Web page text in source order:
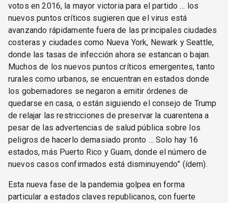
votos en 2016, la mayor victoria para el partido … los
nuevos puntos críticos sugieren que el virus está
avanzando rápidamente fuera de las principales ciudades
costeras y ciudades como Nueva York, Newark y Seattle,
donde las tasas de infección ahora se estancan o bajan.
Muchos de los nuevos puntos críticos emergentes, tanto
rurales como urbanos, se encuentran en estados donde
los gobernadores se negaron a emitir órdenes de
quedarse en casa, o están siguiendo el consejo de Trump
de relajar las restricciones de preservar la cuarentena a
pesar de las advertencias de salud pública sobre los
peligros de hacerlo demasiado pronto … Solo hay 16
estados, más Puerto Rico y Guam, donde el número de
nuevos casos confirmados está disminuyendo” (ídem).
Esta nueva fase de la pandemia golpea en forma
particular a estados claves republicanos, con fuerte